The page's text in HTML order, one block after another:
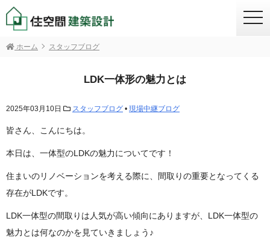
ホーム スタッフブログ
LDK一体形の魅力とは
2025年03月10日 スタッフブログ • 現場中継ブログ
皆さん、こんにちは。
本日は、一体型のLDKの魅力についてです！
住まいのリノベーションを考える際に、間取りの重要となってくる
存在がLDKです。
LDK一体型の間取りは人気が高い傾向にありますが、LDK一体型の
魅力とは何なのかを見ていきましょう♪